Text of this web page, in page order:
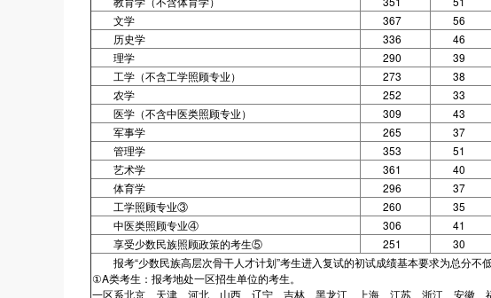
文学
367 56
历史学
336 46
理学
290 39
工学（不含工学照顾专业）
273 38
农学
252 33
医学（不含中医类照顾专业）
309 43
军事学
265 37
管理学
353 51
艺术学
361 40
体育学
296 37
工学照顾专业③
260 35
中医类照顾专业④
306 41
享受少数民族照顾政策的考生⑤
251 30
报考“少数民族高层次骨干人才计划”考生进入复试的初试成绩基本要求为总分不低
①A类考生：报考地处一区招生单位的考生。
一区系北京、天津、河北、山西、辽宁、吉林、黑龙江、上海、江苏、浙江、安徽